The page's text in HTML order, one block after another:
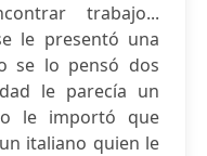
trabajo...
le presentó una
se lo pensó dos
le parecía un
le importó que
italiano quien le